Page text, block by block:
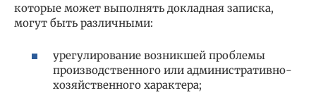
которые может выполнять докладная записка,
могут быть различными:
урегулирование возникшей проблемы
производственного или административно-
хозяйственного характера;